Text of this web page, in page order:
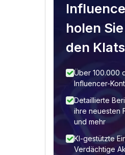
holen
den
Über 100.000
Influencer-
Detaillierte
ihre neuesten
und mehr
KI-gestützte
Verdächtige